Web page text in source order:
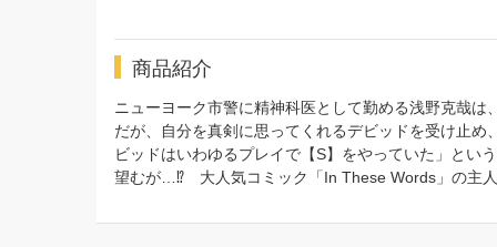
商品紹介
ニューヨーク市警に精神科医として勤める浅野克哉
だが、自分を真剣に思ってくれるデビッドを受け止
ビッドはいわゆるプレイで【S】をやっていた」とい
望むが…⁉ 大人気コミック「In These Words」の主